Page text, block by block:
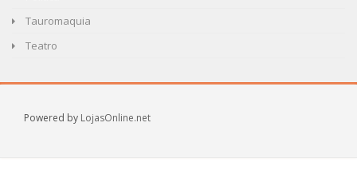
Tauromaquia
Teatro
Powered by LojasOnline.net